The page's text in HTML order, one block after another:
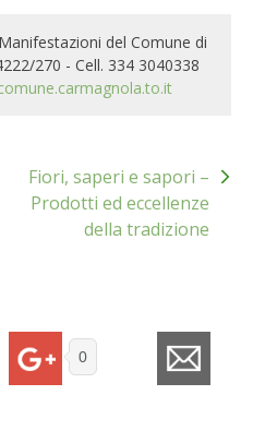
del Comune di
270 - Cell. 334 3040338
Fiori, saperi e sapori –
Prodotti ed eccellenze
della tradizione
0